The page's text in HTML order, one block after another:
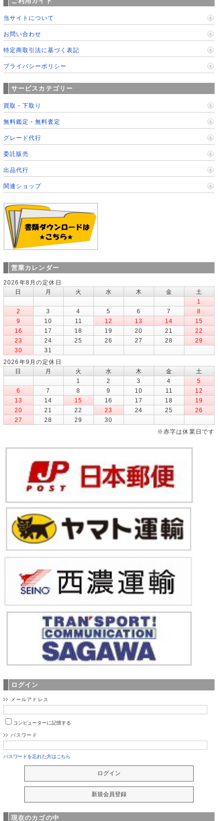
当サイトについて
お問い合わせ
特定商取引法に基づく表記
プライバシーポリシー
サービスカテゴリー
買取・下取り
無料鑑定・無料査定
グレード代行
委託販売
出品代行
関連ショップ
営業カレンダー
2026年8月の定休日
日
月 火 水 木 金
土
1
2
3 4 5 6 7
8
9
10 11 12 13 14
15
16
17 18 19 20 21
22
23
24 25 26 27 28
29
30
31
2026年9月の定休日
日
月 火 水 木 金
土
1
2 3 4
5
6
7 8 9 10 11
12
13
14 15 16 17 18
19
20
21 22 23 24 25
26
27
28 29
30
※赤字は休業日です
ログイン
メールアドレス
コンピューターに記憶する
パスワード
パスワードを忘れた方はこちら
現在のカゴの中